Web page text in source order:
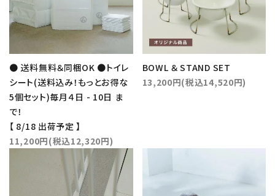
● 送料無料＆同梱OK ●トイレ
シート(送料込み！もっとお得な
5個セット)毎月４日 - 10日 ま
で！
【 8/18 出荷予定 】
11,200円(税込12,320円)
BOWL ＆ STAND SET
13,200円(税込14,520円)